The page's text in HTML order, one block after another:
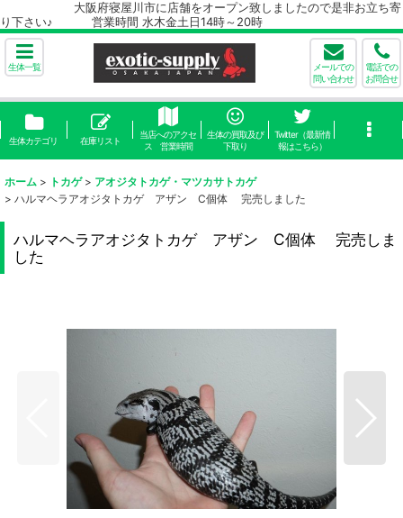
大阪府寝屋川市に店舗をオープン致しましたので是非お立ち寄
り下さい♪ 営業時間 水木金土日14時～20時
生体一覧
メールでの
問い合わせ
電話での
お問合せ
生体カテゴリ 在庫リスト
当店へのアクセ
ス 営業時間
生体の買取及び
下取り
Twitter（最新情
報はこちら）
ホーム > トカゲ > アオジタトカゲ・マツカサトカゲ
> ハルマヘラアオジタトカゲ アザン C個体 完売しました
ハルマヘラアオジタトカゲ アザン C個体 完売しま
した